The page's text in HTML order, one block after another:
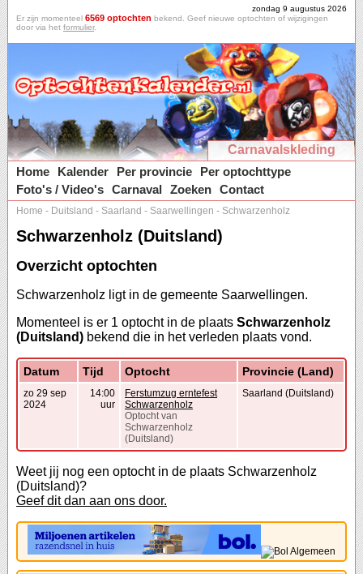
zondag 9 augustus 2026
Er zijn momenteel 6569 optochten bekend. Geef nieuwe optochten of wijzigingen
door via het formulier.
Carnavalskleding
Home
Kalender Per provincie
Per optochttype
Foto's / Video's Carnaval Zoeken Contact
Home - Duitsland - Saarland - Saarwellingen - Schwarzenholz
Schwarzenholz (Duitsland)
Overzicht optochten
Schwarzenholz ligt in de gemeente Saarwellingen.
Momenteel is er 1 optocht in de plaats Schwarzenholz
(Duitsland) bekend die in het verleden plaats vond.
Datum Tijd Optocht Provincie (Land)
zo 29 sep
2024
14:00
uur
Ferstumzug erntefest
Schwarzenholz
Optocht van
Schwarzenholz
(Duitsland)
Saarland (Duitsland)
Weet jij nog een optocht in de plaats Schwarzenholz
(Duitsland)?
Geef dit dan aan ons door.